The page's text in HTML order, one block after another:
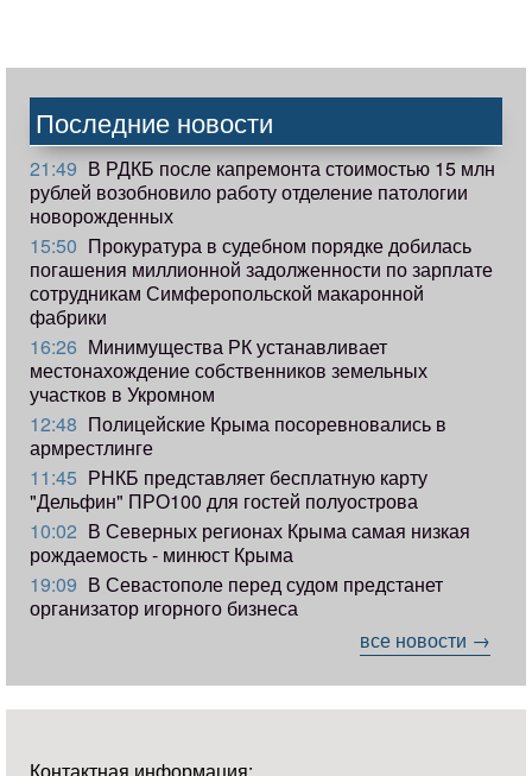
Последние новости
21:49 В РДКБ после капремонта стоимостью 15 млн
рублей возобновило работу отделение патологии
новорожденных
15:50 Прокуратура в судебном порядке добилась
погашения миллионной задолженности по зарплате
сотрудникам Симферопольской макаронной
фабрики
16:26 Минимущества РК устанавливает
местонахождение собственников земельных
участков в Укромном
12:48 Полицейские Крыма посоревновались в
армрестлинге
11:45 РНКБ представляет бесплатную карту
"Дельфин" ПРО100 для гостей полуострова
10:02 В Северных регионах Крыма самая низкая
рождаемость - минюст Крыма
19:09 В Севастополе перед судом предстанет
организатор игорного бизнеса
все новости →